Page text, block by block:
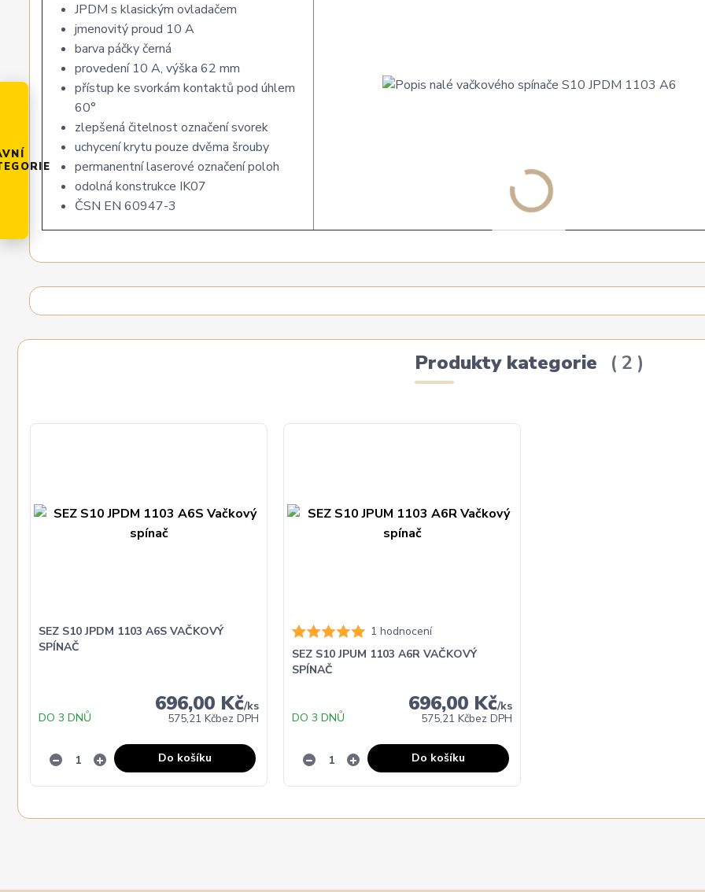
JPDM s klasickým ovladačem
jmenovitý proud 10 A
barva páčky černá
provedení 10 A, výška 62 mm
přístup ke svorkám kontaktů pod úhlem
60°
zlepšená čitelnost označení svorek
uchycení krytu pouze dvěma šrouby
permanentní laserové označení poloh
odolná konstrukce IK07
ČSN EN 60947-3
Produkty kategorie 2
SEZ S10 JPDM 1103 A6S VAČKOVÝ
SPÍNAČ
696,00 Kč/ks
575,21 Kčbez DPH
DO 3 DNŮ
Do košíku
1 hodnocení
SEZ S10 JPUM 1103 A6R VAČKOVÝ
SPÍNAČ
696,00 Kč/ks
575,21 Kčbez DPH
DO 3 DNŮ
Do košíku